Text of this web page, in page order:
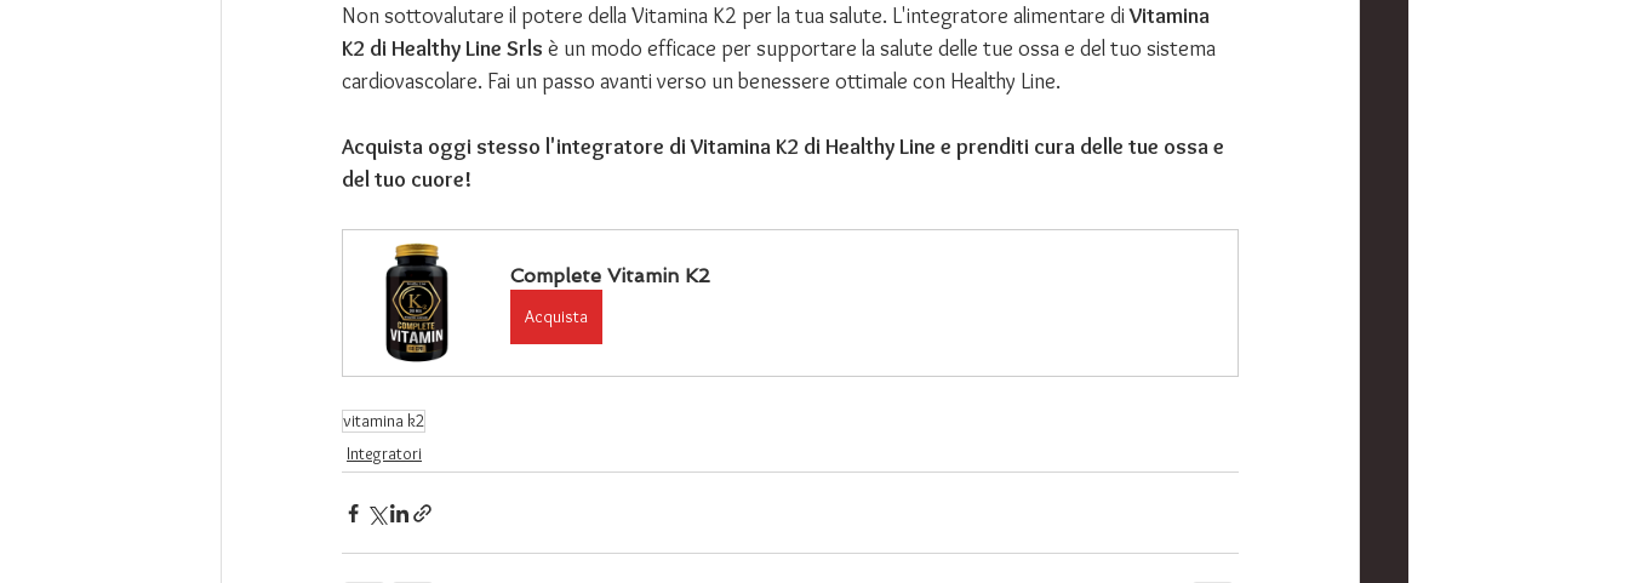
Non sottovalutare il potere della Vitamina K2 per la tua salute. L'integratore alimentare di Vitamina
K2 di Healthy Line Srls è un modo efficace per supportare la salute delle tue ossa e del tuo sistema
cardiovascolare. Fai un passo avanti verso un benessere ottimale con Healthy Line.
Acquista oggi stesso l'integratore di Vitamina K2 di Healthy Line e prenditi cura delle tue ossa e
del tuo cuore!
Complete Vitamin K2
Acquista
vitamina k2
Integratori